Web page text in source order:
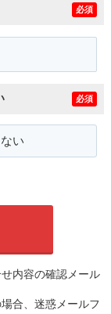
必須
必須
い
内容の確認メール
合、迷惑メールフ